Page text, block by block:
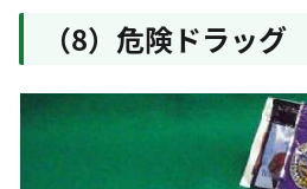
（8）危険ドラッグ